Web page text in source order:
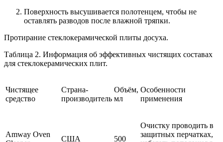
Поверхность высушивается полотенцем, чтобы не
оставлять разводов после влажной тряпки.
Протирание стеклокерамической плиты досуха.
Таблица 2. Информация об эффективных чистящих составах
для стеклокерамических плит.
Чистящее
средство
Страна-
производитель
Объём,
мл
Особенности
применения
Amway Oven
США 500
Очистку проводить в
защитных перчатках,